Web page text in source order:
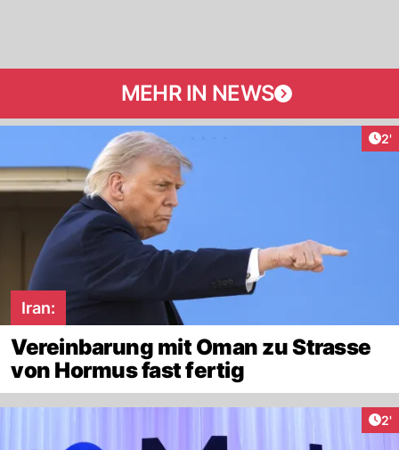
MEHR IN NEWS
2'
Iran:
Vereinbarung mit Oman zu Strasse
von Hormus fast fertig
2'